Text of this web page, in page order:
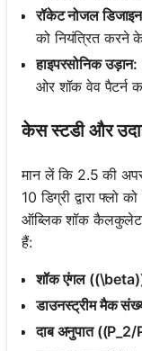
रॉकेट नोजल
को नियंत्रित करने
हाइपरसोनिक उड़ान:
ओर शॉक वेव पैटर्न
केस स्टडी और
मान लें कि 2.5 की
10 डिग्री द्वारा फ्लो
ऑब्लिक शॉक कैलकुलेटर
हैं:
शॉक एंगल
डाउनस्ट्रीम मैक
दाब अनुपात ((P_2/